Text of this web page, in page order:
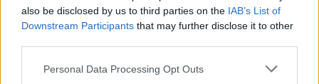
also be disclosed by us to third parties on the IAB’s List of
Downstream Participants that may further disclose it to other
Please note that this website/app uses one or more Google
Personal Data Processing Opt Outs
επόμενα χρόνια.Θα εργαστώ για να
ενισχύσω και να φέρω συνοχή στο κίνημα
των Πρασίνων στην Ελλάδα και να
συμμετάσχω στη μάχη των Πρασίνων-EFA για